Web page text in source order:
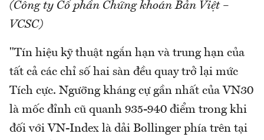
(Công ty Cổ phần Chứng khoán Bản Việt –
VCSC)
"Tín hiệu kỹ thuật ngắn hạn và trung hạn của
tất cả các chỉ số hai sàn đều quay trở lại mức
Tích cực. Ngưỡng kháng cự gần nhất của VN30
là mốc đỉnh cũ quanh 935-940 điểm trong khi
đối với VN-Index là dải Bollinger phía trên tại